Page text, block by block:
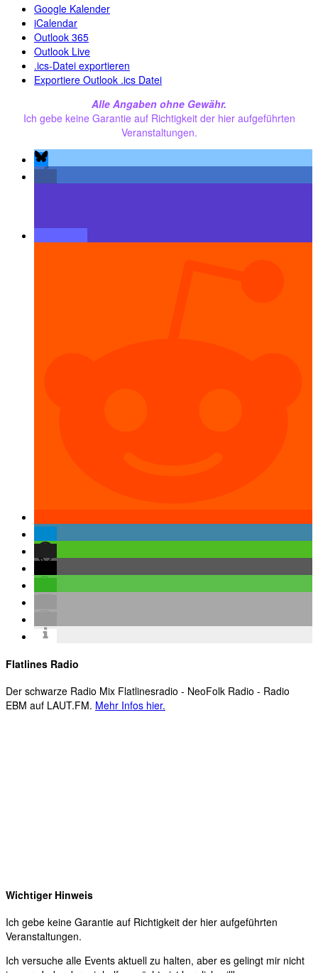
Google Kalender
iCalendar
Outlook 365
Outlook Live
.ics-Datei exportieren
Exportiere Outlook .ics Datei
Alle Angaben ohne Gewähr.
Ich gebe keine Garantie auf Richtigkeit der hier aufgeführten
Veranstaltungen.
Flatlines Radio
Der schwarze Radio Mix Flatlinesradio - NeoFolk Radio - Radio
EBM auf LAUT.FM. Mehr Infos hier.
Wichtiger Hinweis
Ich gebe keine Garantie auf Richtigkeit der hier aufgeführten
Veranstaltungen.
Ich versuche alle Events aktuell zu halten, aber es gelingt mir nicht